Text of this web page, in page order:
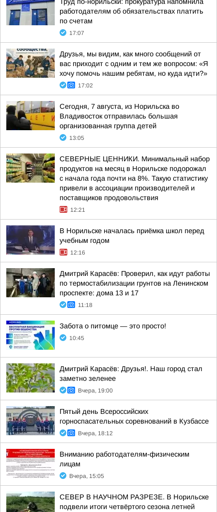
работодателям об обязательствах платить
по счетам
17:07
Друзья, мы видим, как много сообщений от
вас приходит с одним и тем же вопросом: «Я
хочу помочь нашим ребятам, но куда идти?»
17:02
Сегодня, 7 августа, из Норильска во
Владивосток отправилась большая
организованная группа детей
13:05
СЕВЕРНЫЕ ЦЕННИКИ. Минимальный набор
продуктов на месяц в Норильске подорожал
с начала года почти на 8%. Такую статистику
привели в ассоциации производителей и
поставщиков продовольствия
12:21
В Норильске началась приёмка школ перед
учебным годом
12:16
Дмитрий Карасёв: Проверил, как идут работы
по термостабилизации грунтов на Ленинском
проспекте: дома 13 и 17
11:18
Забота о питомце — это просто!
10:45
Дмитрий Карасёв: Друзья!. Наш город стал
заметно зеленее
Вчера, 19:00
Пятый день Всероссийских
горноспасательных соревнований в Кузбассе
Вчера, 18:12
Вниманию работодателям-физическим
лицам
Вчера, 15:05
СЕВЕР В НАУЧНОМ РАЗРЕЗЕ. В Норильске
подвели итоги четвёртого сезона летней